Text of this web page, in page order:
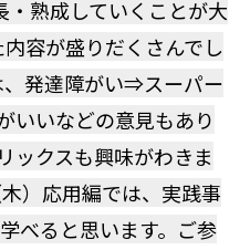
熟成していくことが大
容が盛りだくさんでし
、発達障がい⇒スーパー
いいなどの意見もあり
ックスも興味がわきま
）応用編では、実践事
べると思います。ご参